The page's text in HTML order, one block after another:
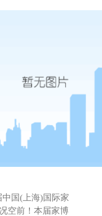
中国 (上海) 国际家
空前！本届家博